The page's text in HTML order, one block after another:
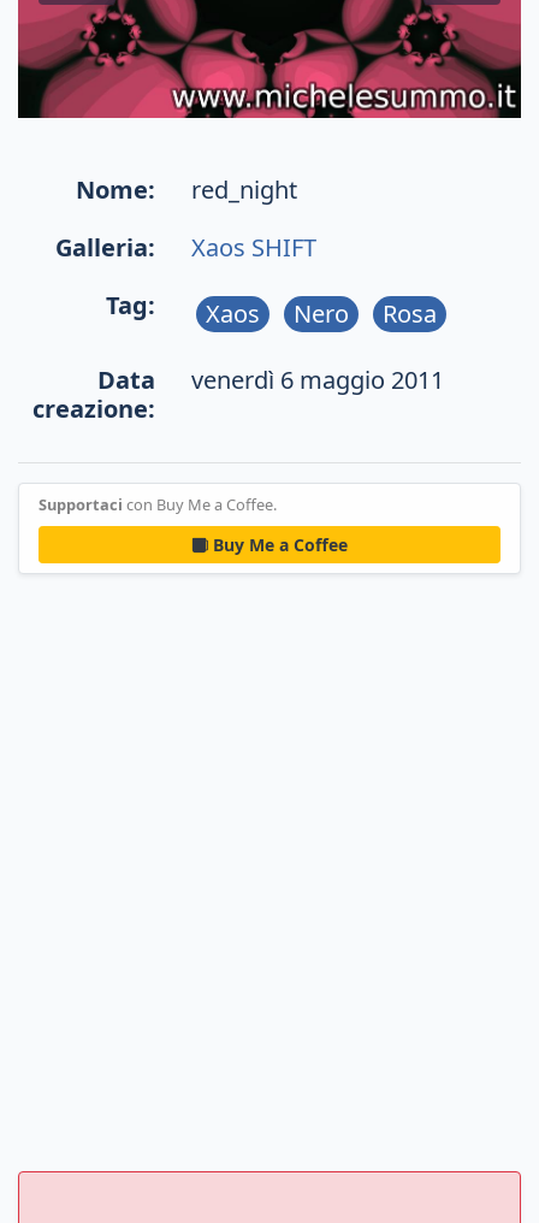
Nome:
red_night
Galleria:
Xaos SHIFT
Tag:
Xaos Nero Rosa
Data
creazione:
venerdì 6 maggio 2011
Supportaci con Buy Me a Coffee.
Buy Me a Coffee